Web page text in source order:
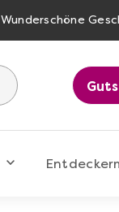
Wunderschöne